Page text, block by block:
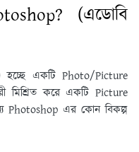
(এডোবি
একটি Photo/Picture
মিশ্রিত করে একটি Picture
Photoshop এর কোন বিকল্প